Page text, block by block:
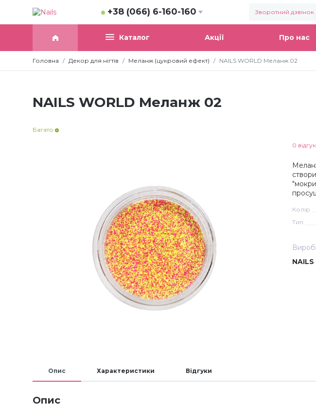
+38 (066) 6-160-160 Зворотний дзвінок
Каталог Акції Про нас
Головна Декор для нігтів Меланж (цукровий ефект) NAILS WORLD Меланж 02
NAILS WORLD Меланж 02
Багато
0
Колір
Тип
Опис Характеристики Відгуки
Опис